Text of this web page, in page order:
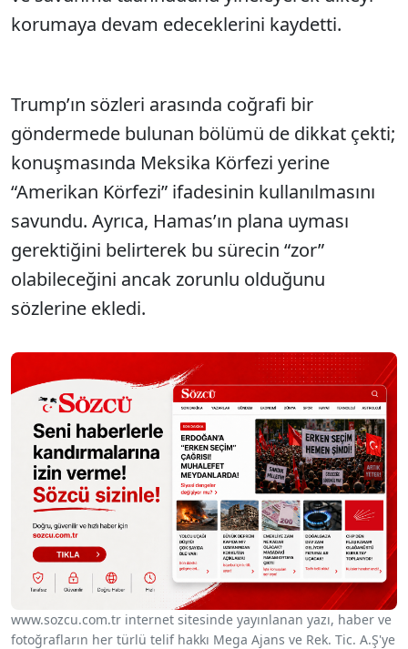
korumaya devam edeceklerini kaydetti.
Trump’ın sözleri arasında coğrafi bir
göndermede bulunan bölümü de dikkat çekti;
konuşmasında Meksika Körfezi yerine
“Amerikan Körfezi” ifadesinin kullanılmasını
savundu. Ayrıca, Hamas’ın plana uyması
gerektiğini belirterek bu sürecin “zor”
olabileceğini ancak zorunlu olduğunu
sözlerine ekledi.
www.sozcu.com.tr internet sitesinde yayınlanan yazı, haber ve
fotoğrafların her türlü telif hakkı Mega Ajans ve Rek. Tic. A.Ş'ye